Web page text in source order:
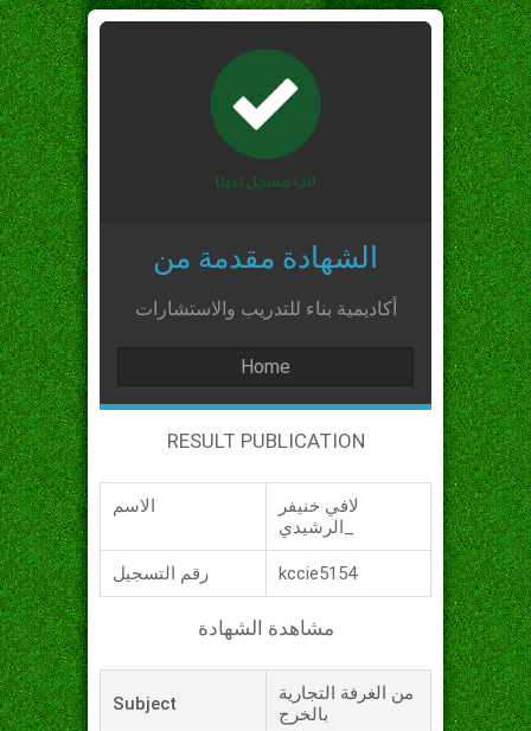
الشهادة مقدمة من
أكاديمية بناء للتدريب والاستشارات
Home
RESULT PUBLICATION
الاسم
لافي خنيفر
رقم التسجيل kccie5154
مشاهدة الشهادة
Subject
من الغرفة التجارية
بالخرج